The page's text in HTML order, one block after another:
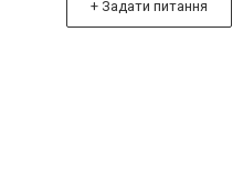
+ Задати питання